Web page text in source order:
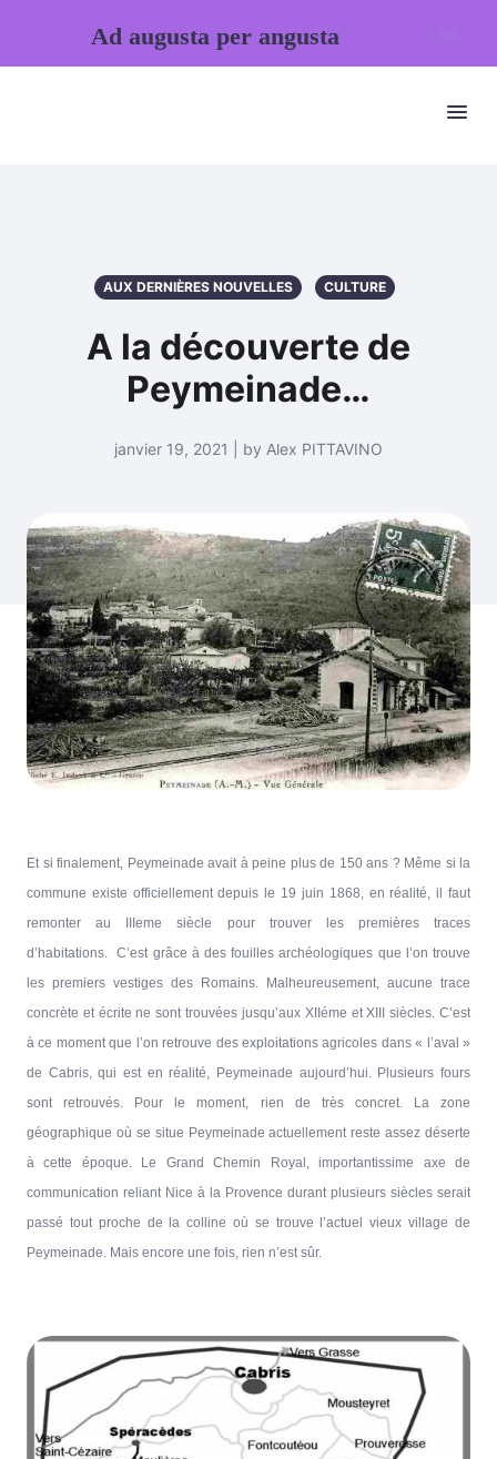
AUX DERNIÈRES NOUVELLES CULTURE
A la découverte de
Peymeinade…
janvier 19, 2021 | by Alex PITTAVINO
Et si finalement, Peymeinade avait à peine plus de 150 ans ? Même si la
commune existe officiellement depuis le 19 juin 1868, en réalité, il faut
remonter au IIIeme siècle pour trouver les premières traces
d’habitations. C’est grâce à des fouilles archéologiques que l’on trouve
les premiers vestiges des Romains. Malheureusement, aucune trace
concrète et écrite ne sont trouvées jusqu’aux XIIéme et XIII siècles. C’est
à ce moment que l’on retrouve des exploitations agricoles dans « l’aval »
de Cabris, qui est en réalité, Peymeinade aujourd’hui. Plusieurs fours
sont retrouvés. Pour le moment, rien de très concret. La zone
géographique où se situe Peymeinade actuellement reste assez déserte
à cette époque. Le Grand Chemin Royal, importantissime axe de
communication reliant Nice à la Provence durant plusieurs siècles serait
passé tout proche de la colline où se trouve l’actuel vieux village de
Peymeinade. Mais encore une fois, rien n’est sûr.
Ad augusta per angusta